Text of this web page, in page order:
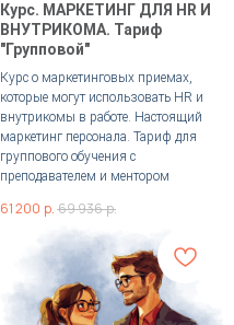
Курс. МАРКЕТИНГ ДЛЯ HR И
ВНУТРИКОМА. Тариф
"Групповой"
Курс о маркетинговых приемах,
которые могут использовать HR и
внутрикомы в работе. Настоящий
маркетинг персонала. Тариф для
группового обучения с
преподавателем и ментором
61 200 р. 69 936р.